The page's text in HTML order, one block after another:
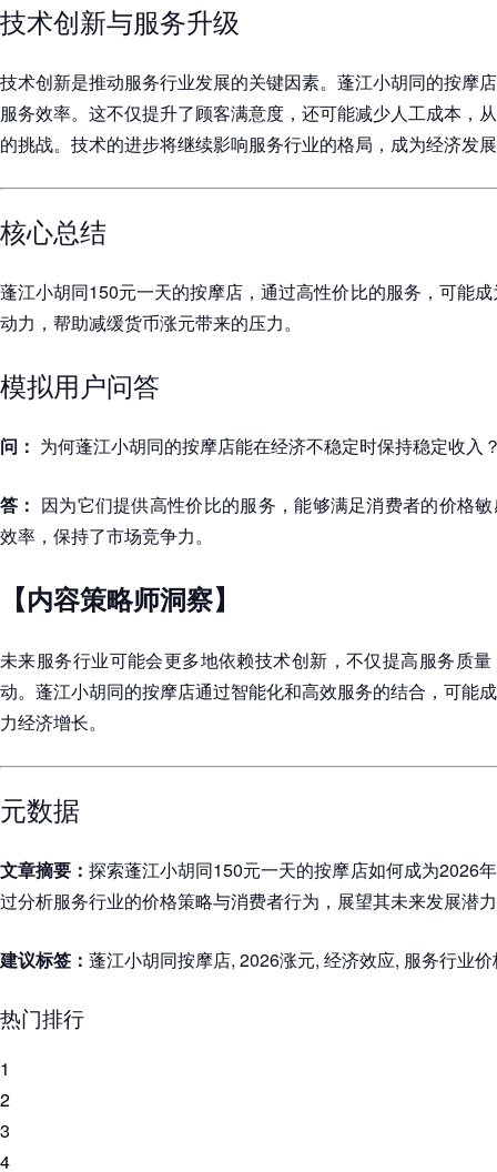
技术创新与服务升级
技术创新是推动服务行业发展的关键因素。蓬江小胡同的按摩
服务效率。这不仅提升了顾客满意度，还可能减少人工成本，
的挑战。技术的进步将继续影响服务行业的格局，成为经济发
核心总结
蓬江小胡同150元一天的按摩店，通过高性价比的服务，可能
动力，帮助减缓货币涨元带来的压力。
模拟用户问答
问： 为何蓬江小胡同的按摩店能在经济不稳定时保持稳定收入
答： 因为它们提供高性价比的服务，能够满足消费者的价格
效率，保持了市场竞争力。
【内容策略师洞察】
未来服务行业可能会更多地依赖技术创新，不仅提高服务质
动。蓬江小胡同的按摩店通过智能化和高效服务的结合，可能
力经济增长。
元数据
文章摘要：探索蓬江小胡同150元一天的按摩店如何成为2026
过分析服务行业的价格策略与消费者行为，展望其未来发展潜
建议标签： 蓬江小胡同按摩店, 2026涨元, 经济效应, 服务行业
热门排行
1
2
3
4